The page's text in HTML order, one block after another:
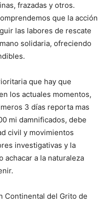
frazadas y otros.
que la acción
las labores de rescate
solidaria, ofreciendo
que hay que
los actuales momentos,
3 días reporta mas
mi damnificados, debe
civil y movimientos
investigativas y la
achacar a la naturaleza
Continental del Grito de